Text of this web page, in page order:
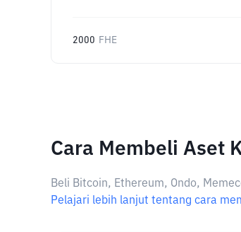
2000 FHE
Cara Membeli Aset
Beli Bitcoin, Ethereum, Ondo,
Pelajari lebih lanjut tentang cara